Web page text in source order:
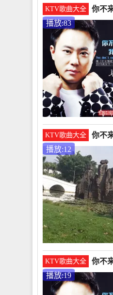
KTV歌曲大全
你不
播放:83
KTV歌曲大全
你不
播放:12
KTV歌曲大全
你不
播放:19